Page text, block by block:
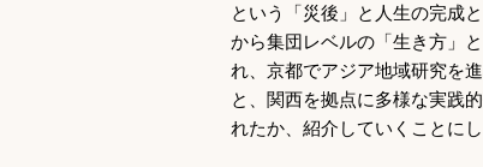
という「災後」と人生の完成
から集団レベルの「生き方」
れ、京都でアジア地域研究を
と、関西を拠点に多様な実践
れたか、紹介していくことにし